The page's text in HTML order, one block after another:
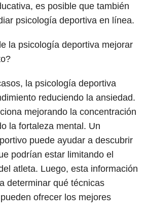
es posible que también
psicología deportiva en línea.
la psicología deportiva mejorar
la psicología deportiva
reduciendo la ansiedad.
mejorando la concentración
la fortaleza mental. Un
puede ayudar a descubrir
podrían estar limitando el
atleta. Luego, esta información
determinar qué técnicas
ofrecer los mejores